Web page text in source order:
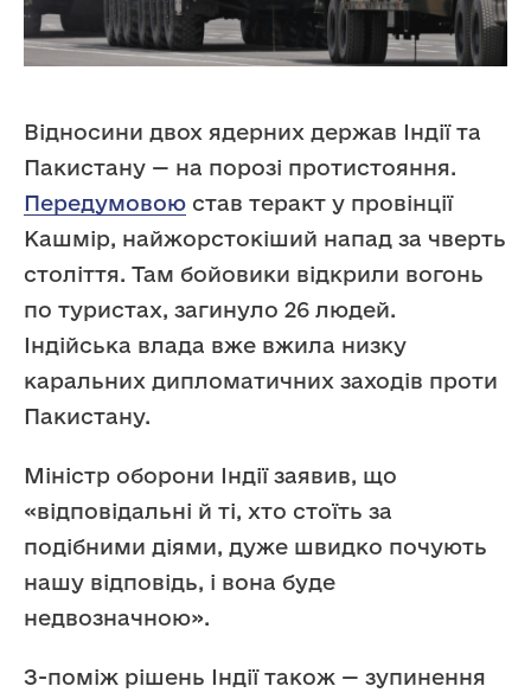
Відносини двох ядерних держав Індії та
Пакистану — на порозі протистояння.
Передумовою став теракт у провінції
Кашмір, найжорстокіший напад за чверть
століття. Там бойовики відкрили вогонь
по туристах, загинуло 26 людей.
Індійська влада вже вжила низку
каральних дипломатичних заходів проти
Пакистану.
Міністр оборони Індії заявив, що
«відповідальні й ті, хто стоїть за
подібними діями, дуже швидко почують
нашу відповідь, і вона буде
недвозначною».
З-поміж рішень Індії також — зупинення